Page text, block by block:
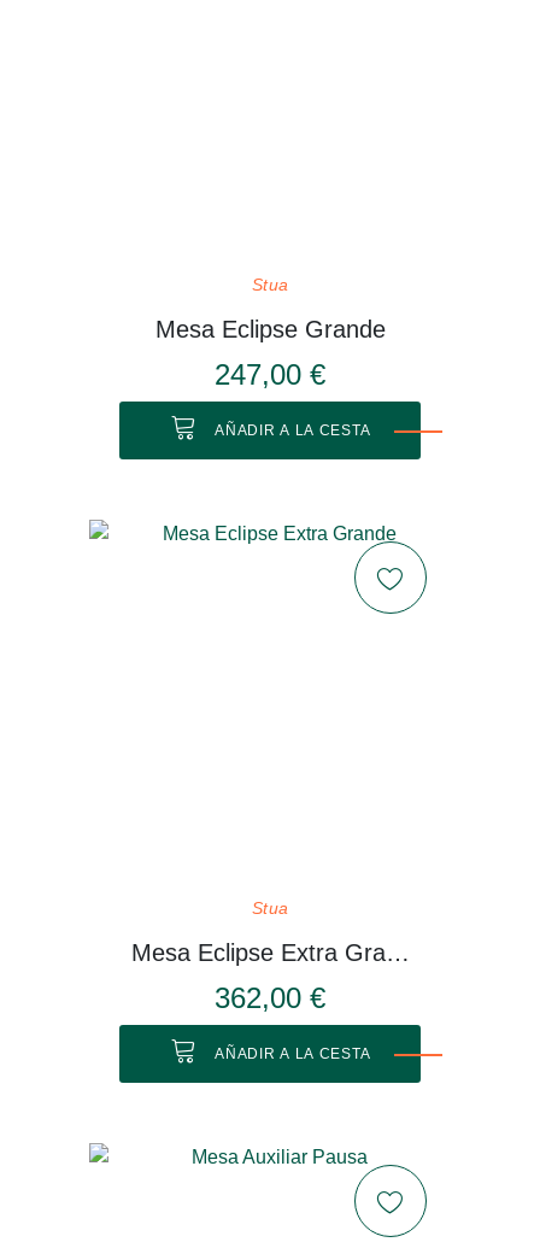
Stua
Mesa Eclipse Grande
247,00 €
AÑADIR A LA CESTA
Stua
Mesa Eclipse Extra Grande
362,00 €
AÑADIR A LA CESTA